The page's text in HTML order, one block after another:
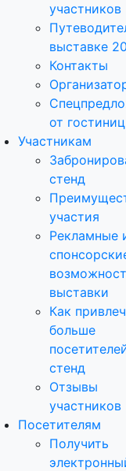
выставке
Контакты
от гостиниц
Участникам
стенд
участия
Рекламные
выставки
Как
больше
стенд
Отзывы
участников
Посетителям
Получить